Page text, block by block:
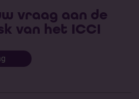
vraag aan de
van het ICCI